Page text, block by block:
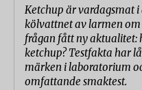
Ketchup är vardagsmat i
kölvattnet av larmen
frågan fått ny aktualitet:
ketchup? Testfakta har
märken i laboratorium
omfattande smaktest.